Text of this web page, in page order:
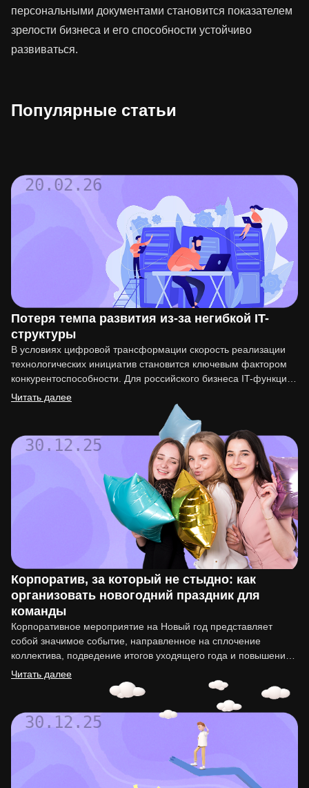
персональными документами становится показателем
зрелости бизнеса и его способности устойчиво
развиваться.
Популярные статьи
20.02.26
Потеря темпа развития из-за негибкой IT-
структуры
В условиях цифровой трансформации скорость реализации
технологических инициатив становится ключевым фактором
конкурентоспособности. Для российского бизнеса IT-функция
перестала быть вспомогательной. Она напрямую влияет на
Читать далее
30.12.25
Корпоратив, за который не стыдно: как
организовать новогодний праздник для
команды
Корпоративное мероприятие на Новый год представляет
собой значимое событие, направленное на сплочение
коллектива, подведение итогов уходящего года и повышение
мотивации сотрудников. Организация такого праздника…
Читать далее
30.12.25